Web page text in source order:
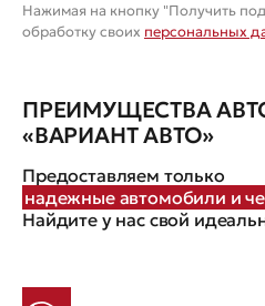
Нажимая на кнопку "Получить
обработку своих персональных
ПРЕИМУЩЕСТВА
«ВАРИАНТ АВТО»
Предоставляем только
надежные автомобили и
Найдите у нас свой